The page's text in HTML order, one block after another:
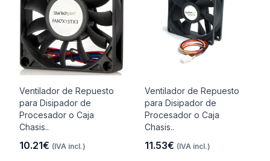
Ventilador de Repuesto
para Disipador de
Procesador o Caja
Chasis..
10.21€ (IVA incl.)
Ventilador de Repuesto
para Disipador de
Procesador o Caja
Chasis..
11.53€ (IVA incl.)